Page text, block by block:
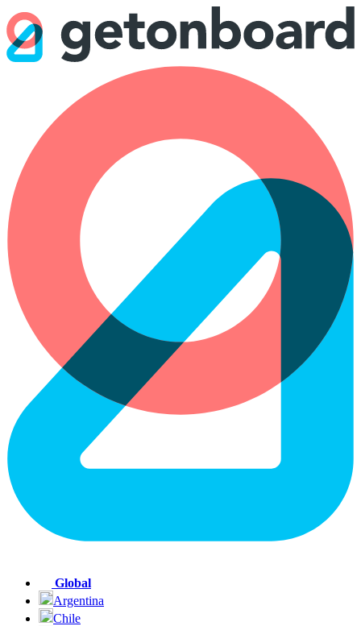
Global
Argentina
Chile